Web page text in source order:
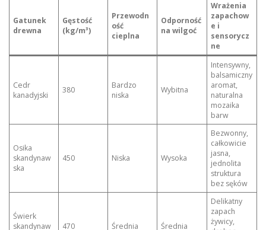
Gatunek
drewna
Gęstość
(kg/m³)
Przewodn
ość
cieplna
Odporność
na wilgoć
Wrażenia
zapachow
e i
sensorycz
ne
Cedr
kanadyjski
380
Bardzo
niska
Wybitna
Intensywny,
balsamiczny
aromat,
naturalna
mozaika
barw
Osika
skandynaw
ska
450 Niska Wysoka
Bezwonny,
całkowicie
jasna,
jednolita
struktura
bez sęków
Świerk
skandynaw
470 Średnia Średnia
Delikatny
zapach
żywicy,